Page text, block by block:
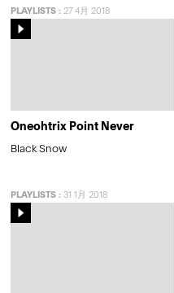
PLAYLISTS : 27 4月 2018
Oneohtrix Point Never
Black Snow
PLAYLISTS : 31 1月 2018